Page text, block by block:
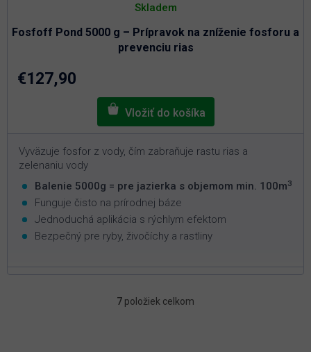
Fosfoff Pond 5000 g – Prípravok na zníženie fosforu a
prevenciu rias
Skladem
€127,90
Vyväzuje fosfor z vody, čím zabraňuje rastu rias a
zelenaniu vody
Balenie 5000g = pre jazierka s objemom min. 100m3
Funguje čisto na prírodnej báze
Jednoduchá aplikácia s rýchlym efektom
Bezpečný pre ryby, živočíchy a rastliny
O
7 položiek celkom